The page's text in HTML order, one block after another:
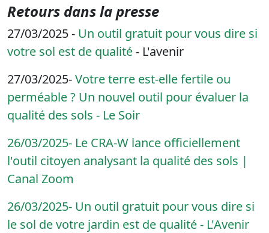
Retours dans la presse
27/03/2025 - Un outil gratuit pour vous dire si
votre sol est de qualité- L'avenir
27/03/2025-Votre terre est-elle fertile ou
perméable ? Un nouvel outil pour évaluer la
qualité des sols - Le Soir
26/03/2025- Le CRA-W lance officiellement
l'outil citoyen analysant la qualité des sols |
Canal Zoom
26/03/2025- Un outil gratuit pour vous dire si
le sol de votre jardin est de qualité - L'Avenir